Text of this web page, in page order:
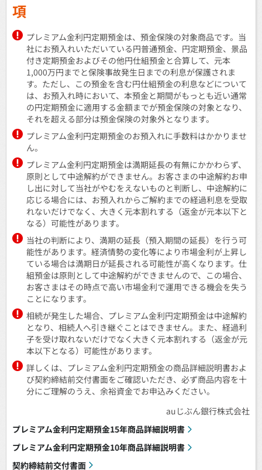
項
プレミアム金利円定期預金は、預金保険の対象商品です。当
社にお預入れいただいている円普通預金、円定期預金、景品
付き定期預金およびその他円仕組預金と合算して、元本
1,000万円までと保険事故発生日までの利息が保護されま
す。ただし、この預金を含む円仕組預金の利息などについて
は、お預入れ時において、本預金と期間がもっとも近い通常
の円定期預金に適用する金額までが預金保険の対象となり、
それを超える部分は預金保険の対象外となります。
プレミアム金利円定期預金のお預入れに手数料はかかりませ
ん。
プレミアム金利円定期預金は満期延長の有無にかかわらず、
原則として中途解約ができません。お客さまの中途解約お申
し出に対して当社がやむをえないものと判断し、中途解約に
応じる場合には、お預入れからご解約までの経過利息を受取
れないだけでなく、大きく元本割れする（返金が元本以下と
なる）可能性があります。
当社の判断により、満期の延長（預入期間の延長）を行う可
能性があります。経済情勢の変化等により市場金利が上昇し
ている場合は満期日が延長される可能性が高くなります。仕
組預金は原則として中途解約ができませんので、この場合、
お客さまはその時点で高い市場金利で運用できる機会を失う
ことになります。
相続が発生した場合、プレミアム金利円定期預金は中途解約
となり、相続人へ引き継ぐことはできません。また、経過利
子を受け取れないだけでなく大きく元本割れする（返金が元
本以下となる）可能性があります。
詳しくは、プレミアム金利円定期預金の商品詳細説明書およ
び契約締結前交付書面をご確認いただき、必ず商品内容を十
分にご理解のうえ、余裕資金でお申込みください。
auじぶん銀行株式会社
プレミアム金利円定期預金15年商品詳細説明書
プレミアム金利円定期預金10年商品詳細説明書
契約締結前交付書面